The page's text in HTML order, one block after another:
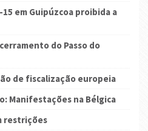
15 em Guipúzcoa proibida a
do Passo do
de fiscalização europeia
Manifestações na Bélgica
restrições